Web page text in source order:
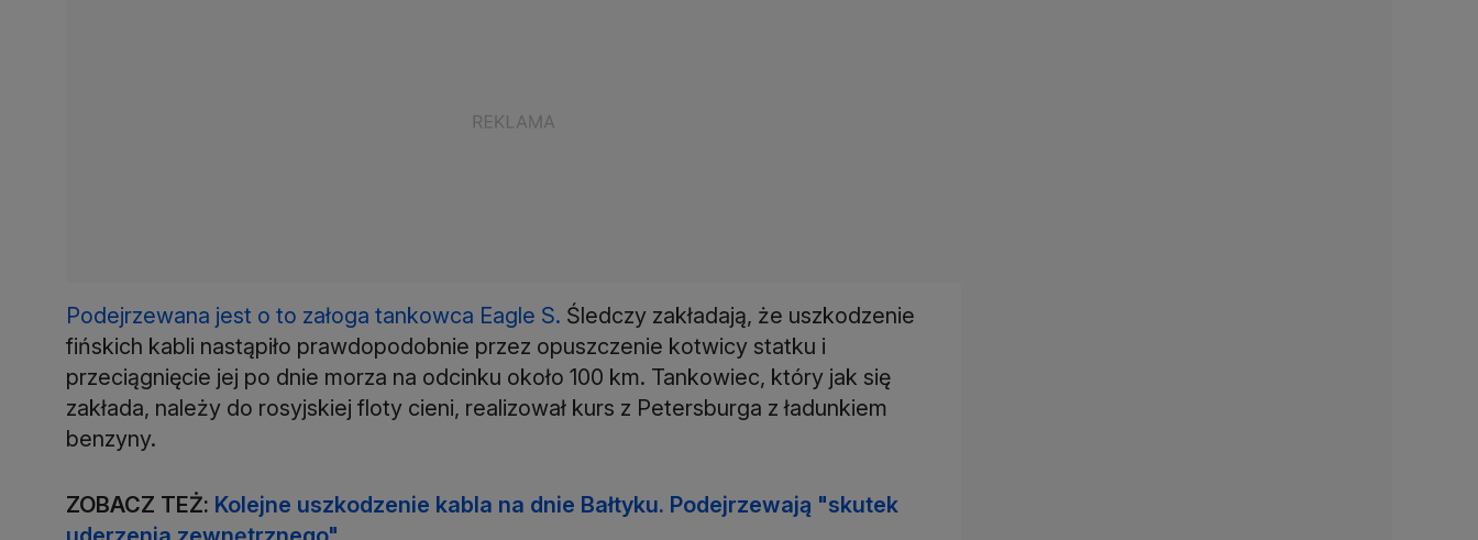
Podejrzewana jest o to załoga tankowca Eagle S. Śledczy zakładają, że uszkodzenie
fińskich kabli nastąpiło prawdopodobnie przez opuszczenie kotwicy statku i
przeciągnięcie jej po dnie morza na odcinku około 100 km. Tankowiec, który jak się
zakłada, należy do rosyjskiej floty cieni, realizował kurs z Petersburga z ładunkiem
benzyny.
ZOBACZ TEŻ: Kolejne uszkodzenie kabla na dnie Bałtyku. Podejrzewają "skutek